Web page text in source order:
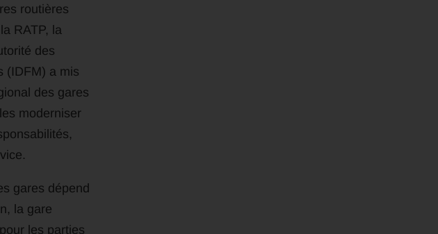
routières
RATP, la
des
(IDFM) a mis
des gares
moderniser
gares dépend
la gare
les parties